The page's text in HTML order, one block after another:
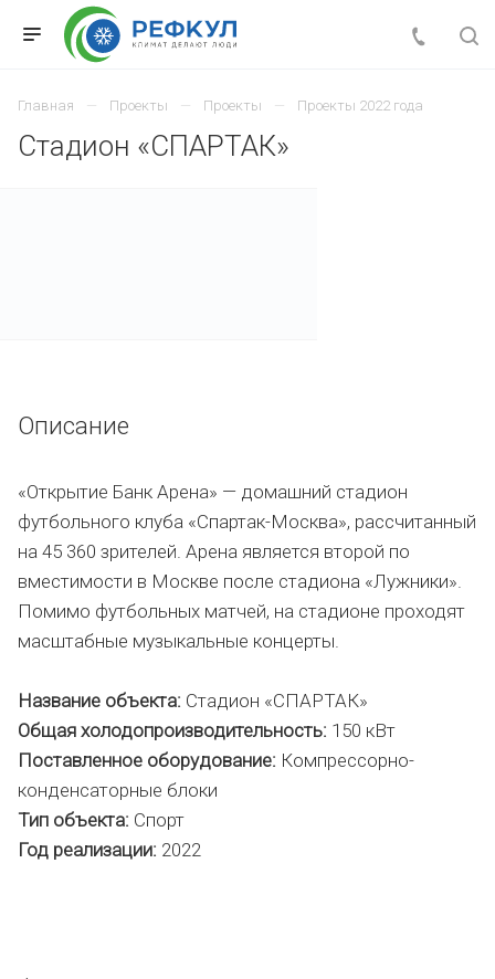
Главная Проекты Проекты Проекты 2022 года
Стадион «СПАРТАК»
Описание
«Открытие Банк Арена» — домашний стадион
футбольного клуба «Спартак-Москва», рассчитанный
на 45 360 зрителей. Арена является второй по
вместимости в Москве после стадиона «Лужники».
Помимо футбольных матчей, на стадионе проходят
масштабные музыкальные концерты.
Название объекта: Стадион «СПАРТАК»
Общая холодопроизводительность: 150 кВт
Поставленное оборудование: Компрессорно-
конденсаторные блоки
Тип объекта: Спорт
Год реализации: 2022